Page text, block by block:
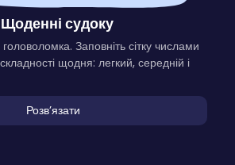
Щоденні судоку
Заповніть сітку числами
щодня: легкий, середній і
Розвʼязати